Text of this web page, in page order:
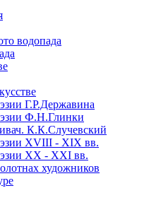
водопада
Г.Р.Державина
Ф.Н.Глинки
К.К.Случевский
XVIII - XIX вв.
XX - XXI вв.
художников